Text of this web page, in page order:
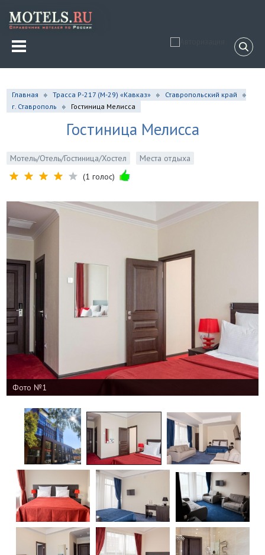
Главная Трасса Р-217 (М-29) «Кавказ»
Ставропольский край
г. Ставрополь
Гостиница Мелисса
Гостиница Мелисса
Мотель/Отель/Гостиница/Хостел
Места отдыха
(1 голос)
Фото №1